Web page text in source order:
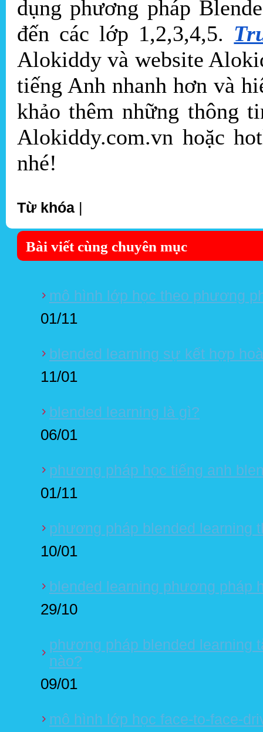
dụng phương pháp
đến các lớp 1,2,3,4,5.
Alokiddy và website
tiếng Anh nhanh hơn và
khảo thêm những thông
Alokiddy.com.vn hoặc
nhé!
Từ khóa |
Bài viết cùng chuyên mục
mô hình lớp học theo phương
01/11
blended learning sự kết hợp
11/01
blended learning là gì?
06/01
phương pháp học tiếng anh
01/11
phương pháp blended learning
10/01
blended learning phương pháp
29/10
phương pháp blended learning
nào?
09/01
mô hình lớp học face-to-face-